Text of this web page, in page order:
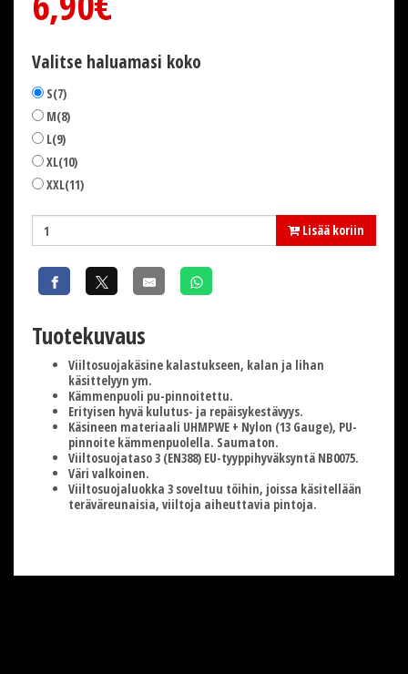
Valitse haluamasi koko
S(7)
M(8)
L(9)
XL(10)
XXL(11)
Lisää koriin
Tuotekuvaus
Viiltosuojakäsine kalastukseen, kalan ja lihan
käsittelyyn ym.
Kämmenpuoli pu-pinnoitettu.
Erityisen hyvä kulutus- ja repäisykestävyys.
Käsineen materiaali UHMPWE + Nylon (13 Gauge), PU-
pinnoite kämmenpuolella. Saumaton.
Viiltosuojataso 3 (EN388) EU-tyyppihyväksyntä NB0075.
Väri valkoinen.
Viiltosuojaluokka 3 soveltuu töihin, joissa käsitellään
teräväreunaisia, viiltoja aiheuttavia pintoja.